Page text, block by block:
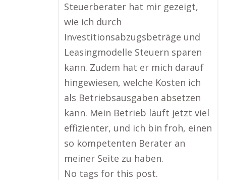
Steuerberater hat mir gezeigt,
wie ich durch
Investitionsabzugsbeträge und
Leasingmodelle Steuern sparen
kann. Zudem hat er mich darauf
hingewiesen, welche Kosten ich
als Betriebsausgaben absetzen
kann. Mein Betrieb läuft jetzt viel
effizienter, und ich bin froh, einen
so kompetenten Berater an
meiner Seite zu haben.
No tags for this post.